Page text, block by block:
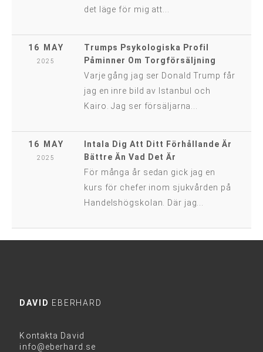
det läge för mig att...
16 MAY
2025
Trumps Psykologiska Profil
Påminner Om Torgförsäljning
Varje gång jag ser Donald Trump får
jag en inre bild av Istanbul och
Kairo. Jag ser försäljarna...
16 MAY
2025
Intala Dig Att Ditt Förhållande Är
Bättre Än Vad Det Är
För många år sedan gick jag en
kurs för chefer inom sjukvården på
Handelshögskolan. Där jag...
DAVID EBERHARD
Kontakta David
info@eberhard.se